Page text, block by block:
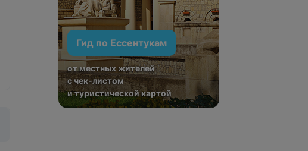
Гид по Ессентукам
от местных жителей
с чек-листом
и туристической картой